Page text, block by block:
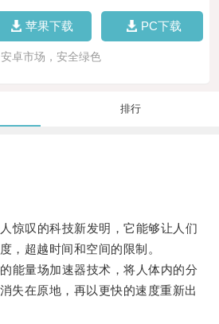
苹果下载 PC下载
安卓市场，安全绿色
排行
叹的科技新发明，它能够让人们
，超越时间和空间的限制。
量场加速器技术，将人体内的分
失在原地，再以更快的速度重新出